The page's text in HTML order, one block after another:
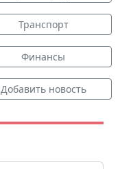
Транспорт
Финансы
Добавить новость